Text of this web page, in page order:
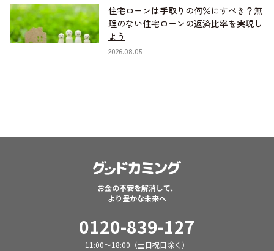
住宅ローンは手取りの何％にすべき？無
理のない住宅ローンの返済比率を実現し
よう
2026.08.05
お金の不安を解消して、
より豊かな未来へ
0120-839-127
11:00～18:00（土日祝日除く）